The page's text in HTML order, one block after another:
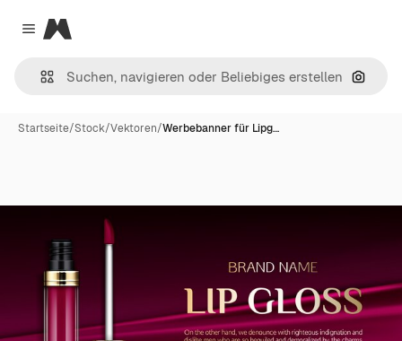
Close menu
Magnific
Nach
Startseite/Stock/Vektoren/Werbebanner für Lipg…